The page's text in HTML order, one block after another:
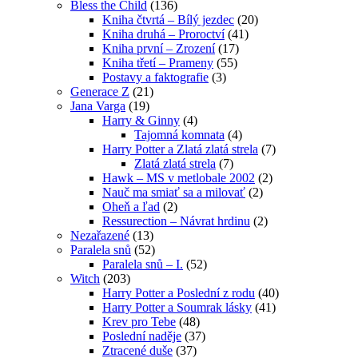
Bless the Child (136)
Kniha čtvrtá – Bílý jezdec (20)
Kniha druhá – Proroctví(41)
Kniha první – Zrození(17)
Kniha třetí – Prameny (55)
Postavy a faktografie (3)
Generace Z (21)
Jana Varga (19)
Harry & Ginny (4)
Tajomná komnata (4)
Harry Potter a Zlatá zlatá strela (7)
Zlatá zlatá strela (7)
Hawk – MS v metlobale 2002 (2)
Nauč ma smiať sa a milovať (2)
Oheň a ľad (2)
Ressurection – Návrat hrdinu (2)
Nezařazené (13)
Paralela snů (52)
Paralela snů – I. (52)
Witch (203)
Harry Potter a Poslední z rodu (40)
Harry Potter a Soumrak lásky (41)
Krev pro Tebe (48)
Poslední naděje (37)
Ztracené duše (37)